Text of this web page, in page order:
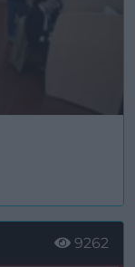
9262